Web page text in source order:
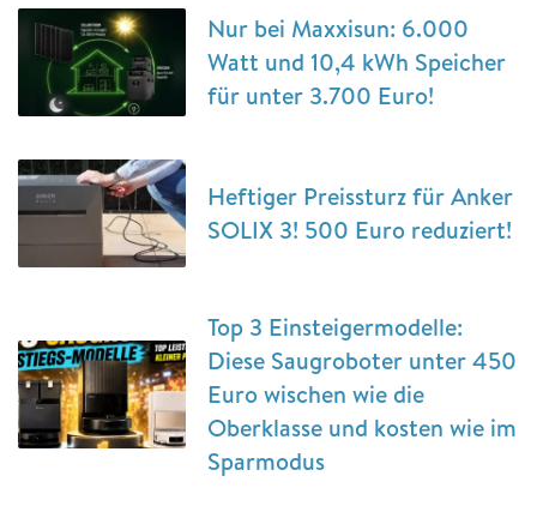
Nur bei Maxxisun: 6.000
Watt und 10,4 kWh Speicher
für unter 3.700 Euro!
Heftiger Preissturz für Anker
SOLIX 3! 500 Euro reduziert!
Top 3 Einsteigermodelle:
Diese Saugroboter unter 450
Euro wischen wie die
Oberklasse und kosten wie im
Sparmodus